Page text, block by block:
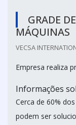
GRADE
MÁQUINAS
VECSA
Empresa realiza
Informações
Cerca de 60%
podem ser